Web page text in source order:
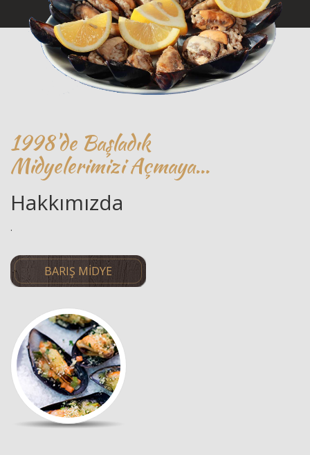
1998'de Başladık
Midyelerimizi Açmaya...
Hakkımızda
.
BARIŞ MIDYE